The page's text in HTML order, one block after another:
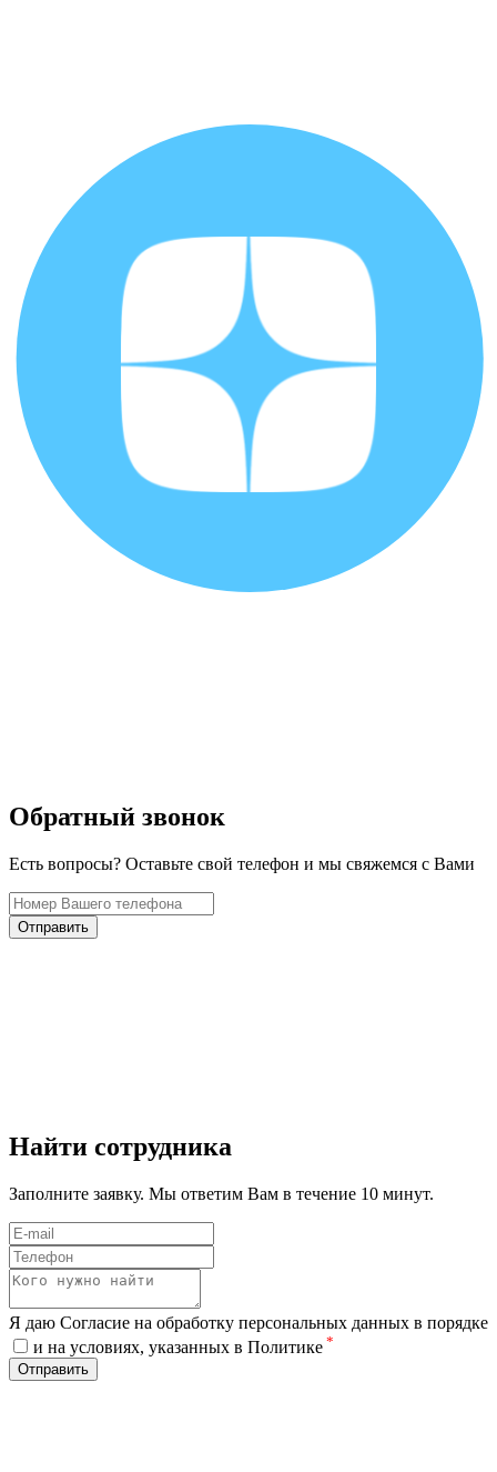
Обратный звонок
Есть вопросы? Оставьте свой телефон и мы свяжемся с Вами
Отправить
Найти сотрудника
Заполните заявку. Мы ответим Вам в течение 10 минут.
Я даю Согласие на обработку персональных данных в порядке
и на условиях, указанных в Политике *
Отправить